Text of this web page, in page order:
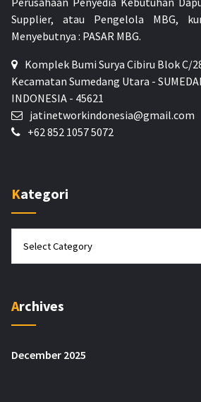
Supplier, atau Pengelola MBG,
Menyebutnya : PASAR MBG.
Komplek Bumi Surya Cibiru Blok C/
Kecamatan Sumedang Utara -
INDONESIA - 45621
jatinetworkindonesia@gmail.com
+62 852 1057 5072
Kategori
Archives
December 2025